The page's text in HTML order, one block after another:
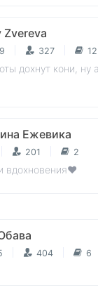
Zvereva
327 12
дохнут кони, ну
Ежевика
201 2
вдохновения❤
404 6